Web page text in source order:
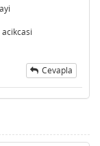
Cevapla